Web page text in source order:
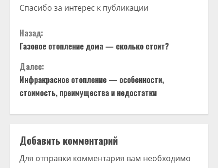
Спасибо за интерес к публикации
П
р
о
д
о
л
ж
Назад:
Газовое отопление дома — сколько стоит?
Далее:
Инфракрасное отопление — особенности,
стоимость, преимущества и недостатки
Добавить комментарий
Для отправки комментария вам необходимо